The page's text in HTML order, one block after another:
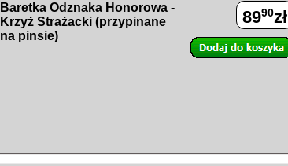
Baretka Odznaka Honorowa -
Krzyż Strażacki (przypinane
na pinsie)
8990zł